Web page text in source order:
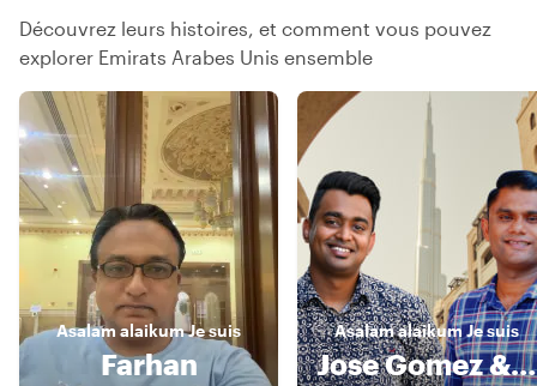
Découvrez leurs histoires, et comment vous pouvez
explorer Emirats Arabes Unis ensemble
Asalam alaikumJe suis
Farhan
Asalam alaikumJe suis
Jose Gomez & Sandy Nat